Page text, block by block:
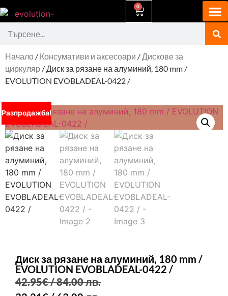
0
Начало / Консумативи и аксесоари /Дискове за
циркуляр / Диск за рязане на алуминий, 180 mm /
EVOLUTION EVOBLADEAL-0422 /
Разпродажба!
Диск за рязане на алуминий, 180 mm /
EVOLUTION EVOBLADEAL-0422 /
42.95€/ 84.00 лв.